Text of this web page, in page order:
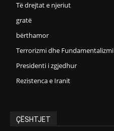
Të drejtat e njeriut
gratë
bërthamor
Terrorizmi dhe Fundamentalizmi
Presidenti i zgjedhur
Rezistenca e Iranit
ÇËSHTJET